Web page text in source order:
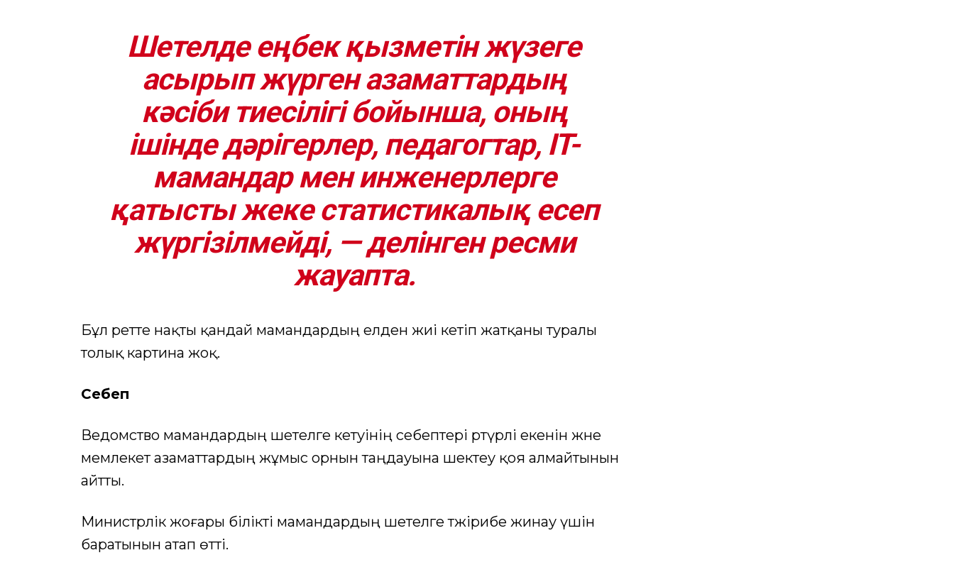
Шетелде еңбек қызметін жүзеге
асырып жүрген азаматтардың
кәсіби тиесілігі бойынша, оның
ішінде дәрігерлер, педагогтар, IT-
мамандар мен инженерлерге
қатысты жеке статистикалық есеп
жүргізілмейді, — делінген ресми
жауапта.
Бұл ретте нақты қандай мамандардың елден жиі кетіп жатқаны туралы
толық картина жоқ.
Себеп
Ведомство мамандардың шетелге кетуінің себептері әртүрлі екенін және
мемлекет азаматтардың жұмыс орнын таңдауына шектеу қоя алмайтынын
айтты.
Министрлік жоғары білікті мамандардың шетелге тәжірибе жинау үшін
баратынын атап өтті.